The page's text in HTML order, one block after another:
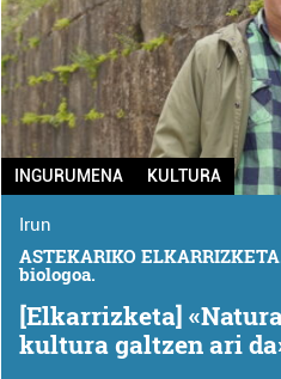
INGURUMENA KULTURA
Irun
ASTEKARIKO
biologoa.
[Elkarrizketa]
kultura galtzen ari